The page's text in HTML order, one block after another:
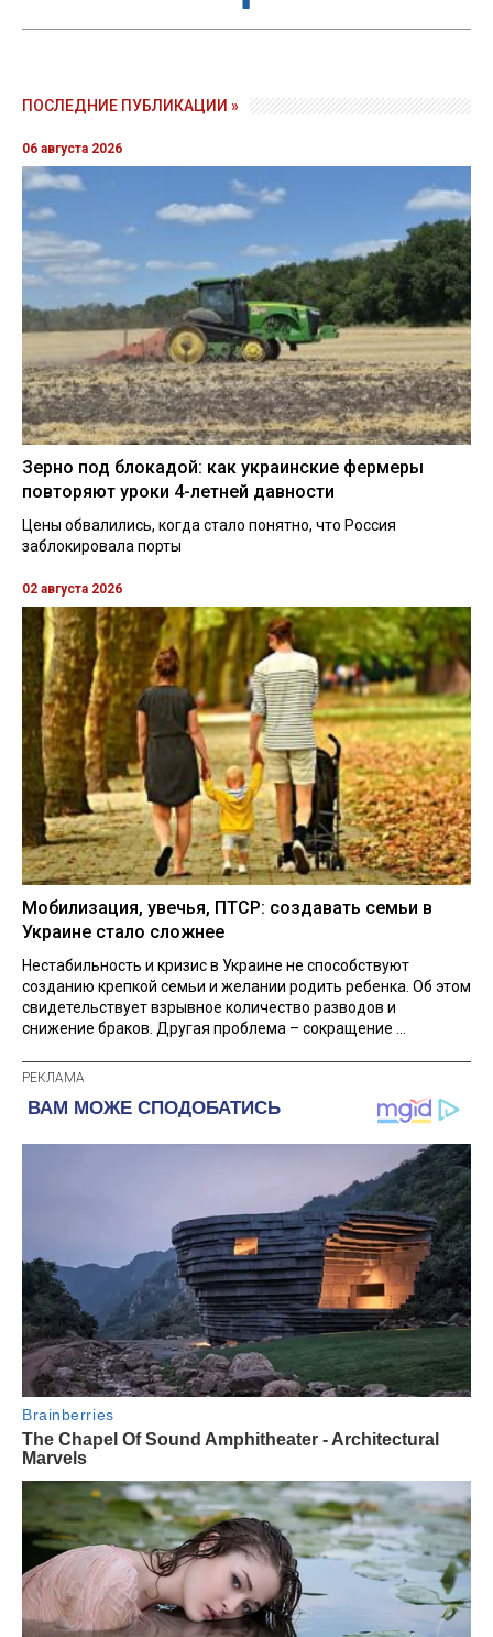
ПОСЛЕДНИЕ ПУБЛИКАЦИИ »
06 августа 2026
Зерно под блокадой: как украинские фермеры
повторяют уроки 4-летней давности
Цены обвалились, когда стало понятно, что Россия
заблокировала порты
02 августа 2026
Мобилизация, увечья, ПТСР: создавать семьи в
Украине стало сложнее
Нестабильность и кризис в Украине не способствуют
созданию крепкой семьи и желании родить ребенка. Об этом
свидетельствует взрывное количество разводов и
снижение браков. Другая проблема – сокращение ...